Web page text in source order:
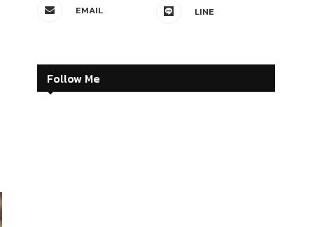
EMAIL LINE
Follow Me